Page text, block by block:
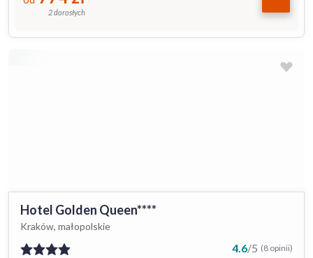
2 dorosłych
Hotel Golden Queen****
Kraków, małopolskie
4.6/5 (8 opinii)